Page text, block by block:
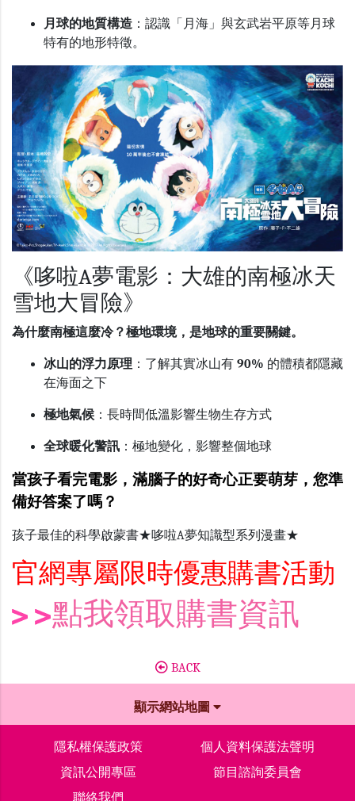
月球的地質構造 ：認識「月海」與玄武岩平原等月球
特有的地形特徵。
《哆啦A夢電影：大雄的南極冰天
雪地大冒險》
為什麼南極這麼冷？極地環境，是地球的重要關鍵。
冰山的浮力原理 ：了解其實冰山有 90% 的體積都隱藏
在海面之下
極地氣候 ：長時間低溫影響生物生存方式
全球暖化警訊 ：極地變化，影響整個地球
當孩子看完電影，滿腦子的好奇心正要萌芽，您準
備好答案了嗎？
孩子最佳的科學啟蒙書★哆啦A夢知識型系列漫畫★
官網專屬限時優惠購書活動
點我領取購書資訊
BACK
顯示網站地圖
隱私權保護政策
個人資料保護法聲明
資訊公開專區
節目諮詢委員會
聯絡我們